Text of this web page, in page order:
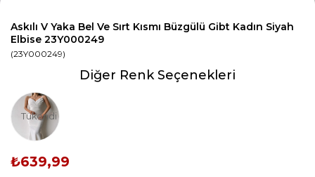
Askılı V Yaka Bel Ve Sırt Kısmı Büzgülü Gibt Kadın Siyah
Elbise 23Y000249
(23Y000249)
Diğer Renk Seçenekleri
Tükendi
₺639,99